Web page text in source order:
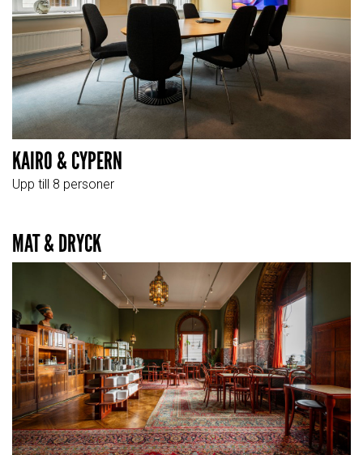
KAIRO & CYPERN
Upp till 8 personer
MAT & DRYCK